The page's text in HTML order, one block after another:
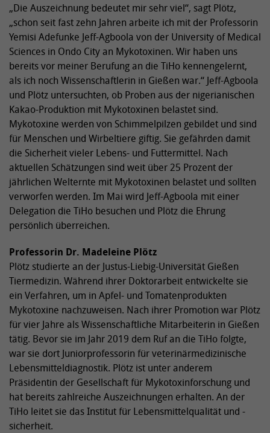
„Die Auszeichnung bedeutet mir sehr viel“, sagt Plötz,
„schon seit fast zehn Jahren arbeite ich mit der Professorin
Yemisi Adefunke Jeff-Agboola von der University of Medical
Sciences in Ondo City an Mykotoxinen. Wir haben uns
bereits vor meiner Berufung an die TiHo kennengelernt,
als ich noch Wissenschaftlerin in Gießen war.“ Jeff-Agboola
und Plötz untersuchten, ob Proben aus der nigerianischen
Kakao-Produktion mit Mykotoxinen belastet sind.
Mykotoxine werden von Schimmelpilzen gebildet und sind
für Menschen und Wirbeltiere giftig. Sie gefährden damit
die Sicherheit vieler Lebens- und Futtermittel. Nach
aktuellen Schätzungen sind weit über 25 Prozent der
jährlichen Welternte mit Mykotoxinen belastet und sollten
verworfen werden. Im Mai wird Jeff-Agboola mit einer
Delegation die TiHo besuchen und Plötz die Ehrung
persönlich überreichen.
Professorin Dr. Madeleine Plötz
Plötz studierte an der Justus-Liebig-Universität Gießen
Tiermedizin. Während ihrer Doktorarbeit entwickelte sie
ein Verfahren, um in Apfel- und Tomatenprodukten
Mykotoxine nachzuweisen. Nach ihrer Promotion war Plötz
für vier Jahre als Wissenschaftliche Mitarbeiterin in Gießen
tätig. Bevor sie im Jahr 2019 dem Ruf an die TiHo folgte,
war sie dort Juniorprofessorin für veterinärmedizinische
Lebensmitteldiagnostik. Plötz ist unter anderem
Präsidentin der Gesellschaft für Mykotoxinforschung und
hat bereits zahlreiche Auszeichnungen erhalten. An der
TiHo leitet sie das Institut für Lebensmittelqualität und -
sicherheit.